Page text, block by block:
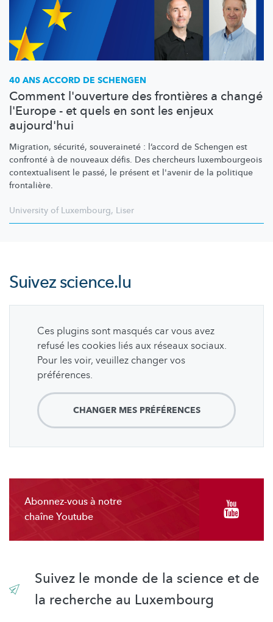
40 ANS ACCORD DE SCHENGEN
Comment l'ouverture des frontières a changé
l'Europe - et quels en sont les enjeux
aujourd'hui
Migration, sécurité, souveraineté : l’accord de Schengen est
confronté à de nouveaux défis. Des chercheurs luxembourgeois
contextualisent le passé, le présent et l'avenir de la politique
frontalière.
University of Luxembourg, Liser
Suivezscience.lu
Ces plugins sont masqués car vous avez
refusé les cookies liés aux réseaux sociaux.
Pour les voir, veuillez changer vos
préférences.
CHANGER MES PRÉFÉRENCES
Abonnez-vous à notre
chaîne Youtube
Suivez le monde de la science et de
la recherche au Luxembourg